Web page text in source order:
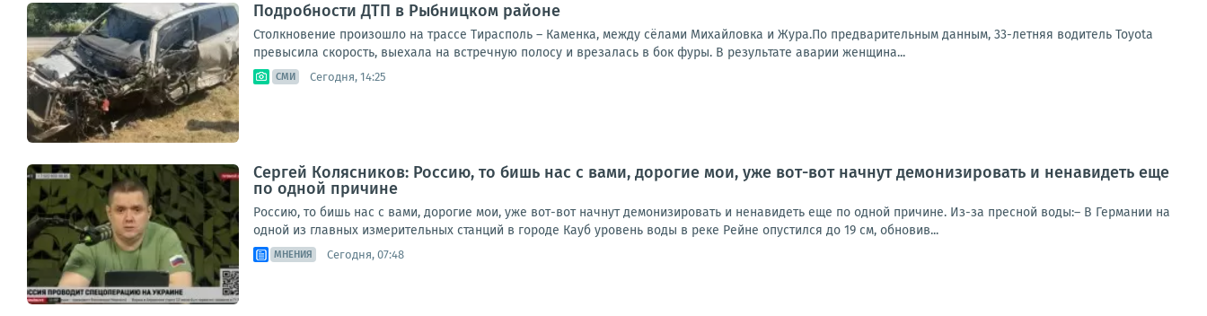
Подробности ДТП в Рыбницком районе
Столкновение произошло на трассе Тирасполь – Каменка, между сёлами Михайловка и Жура.По предварительным данным, 33-летняя водитель Toyota
превысила скорость, выехала на встречную полосу и врезалась в бок фуры. В результате аварии женщина...
СМИ Сегодня, 14:25
Сергей Колясников: Россию, то бишь нас с вами, дорогие мои, уже вот-вот начнут демонизировать и ненавидеть еще
по одной причине
Россию, то бишь нас с вами, дорогие мои, уже вот-вот начнут демонизировать и ненавидеть еще по одной причине. Из-за пресной воды:– В Германии на
одной из главных измерительных станций в городе Кауб уровень воды в реке Рейне опустился до 19 см, обновив...
МНЕНИЯ Сегодня, 07:48